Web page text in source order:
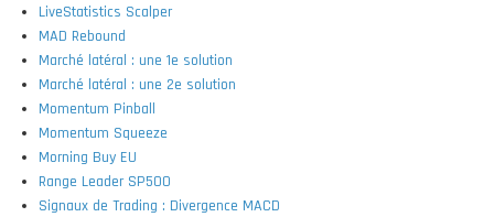
LiveStatistics Scalper
MAD Rebound
Marché latéral : une 1e solution
Marché latéral : une 2e solution
Momentum Pinball
Momentum Squeeze
Morning Buy EU
Range Leader SP500
Signaux de Trading : Divergence MACD